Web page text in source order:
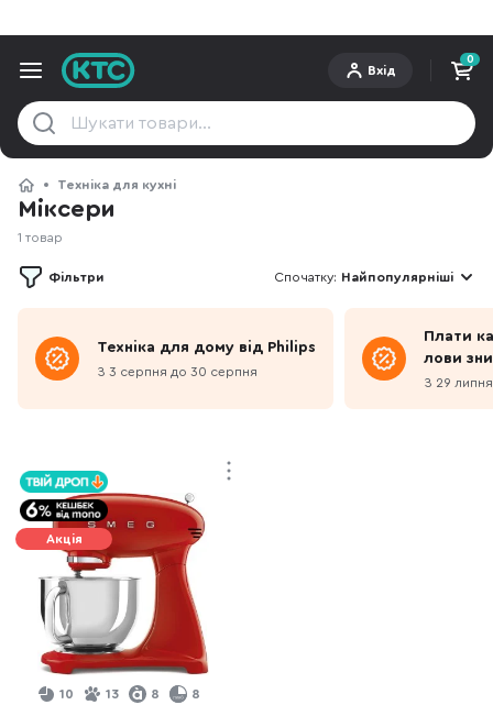
Вхід
0
Техніка для кухні
Техніка для дому від Philips
З 3 серпня до 30 серпня
Плати
лови
З 29
Міксери
1 товар
Фільтри Спочатку: Найпопулярніші
Акція
10 13 8 8